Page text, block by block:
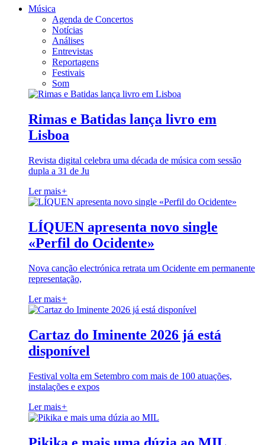
Música
Agenda de Concertos
Notícias
Análises
Entrevistas
Reportagens
Festivais
Som
Rimas e Batidas lança livro em
Lisboa
Revista digital celebra uma década de música com sessão
dupla a 31 de Ju
Ler mais+
LÍQUEN apresenta novo single
«Perfil do Ocidente»
Nova canção electrónica retrata um Ocidente em permanente
representação,
Ler mais+
Cartaz do Iminente 2026 já está
disponível
Festival volta em Setembro com mais de 100 atuações,
instalações e expos
Ler mais+